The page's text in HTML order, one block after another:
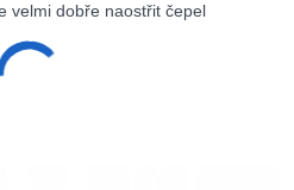
velmi dobře naostřit čepel